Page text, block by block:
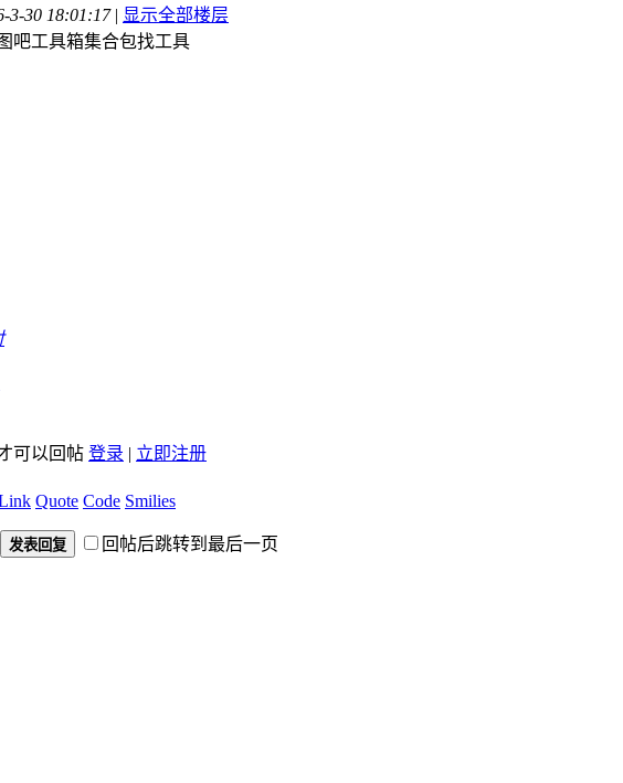
3-30 18:01:17 | 显示全部楼层
吧工具箱集合包找工具
可以回帖 登录 | 立即注册
Quote Code Smilies
发表回复 回帖后跳转到最后一页